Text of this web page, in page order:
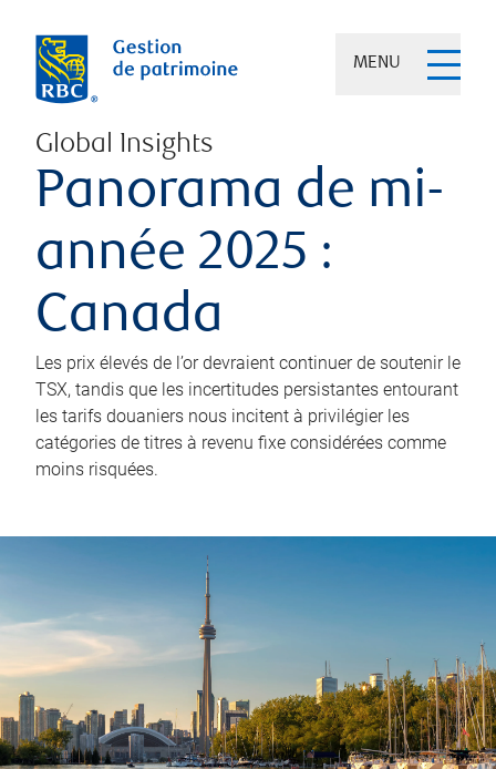
MENU
Global Insights
Panorama de mi-
année 2025 :
Canada
Les prix élevés de l’or devraient continuer de soutenir le
TSX, tandis que les incertitudes persistantes entourant
les tarifs douaniers nous incitent à privilégier les
catégories de titres à revenu fixe considérées comme
moins risquées.